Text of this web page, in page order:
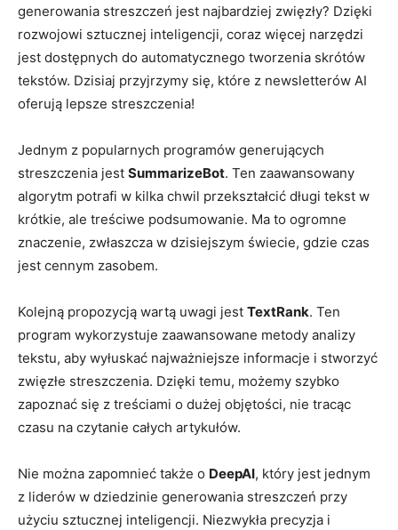
generowania streszczeń jest najbardziej ⁤zwięzły? Dzięki⁢
rozwojowi sztucznej ‍inteligencji, coraz więcej‌ narzędzi
jest dostępnych do automatycznego tworzenia skrótów
tekstów.‍ Dzisiaj przyjrzymy się, które z newsletterów⁤ AI
oferują lepsze streszczenia!
Jednym⁣ z popularnych programów generujących
streszczenia jest⁣ SummarizeBot. Ten zaawansowany
algorytm potrafi w kilka chwil przekształcić długi tekst ⁤w
krótkie, ale treściwe podsumowanie. Ma to ogromne
znaczenie, ⁣zwłaszcza w dzisiejszym świecie, gdzie czas
jest⁣ cennym​ zasobem.
Kolejną propozycją wartą uwagi jest⁤ TextRank. Ten
program ⁤wykorzystuje zaawansowane metody analizy
tekstu, ⁤aby wyłuskać ‌najważniejsze informacje i stworzyć
zwięzłe‍ streszczenia. Dzięki temu, możemy szybko
zapoznać się z⁢ treściami o dużej objętości, nie tracąc
czasu na ​czytanie ‌całych artykułów.
Nie można zapomnieć także ⁢o DeepAI, który jest jednym​
z⁢ liderów w dziedzinie⁣ generowania streszczeń przy
użyciu⁢ sztucznej inteligencji. Niezwykła precyzja i